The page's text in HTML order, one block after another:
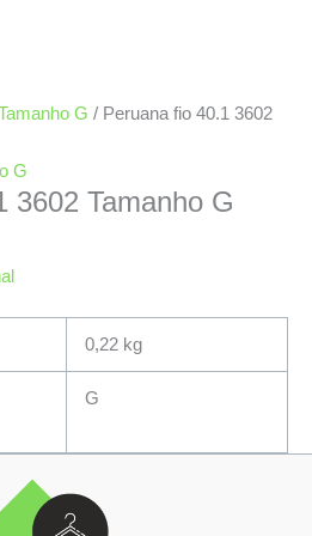
G / Peruana fio 40.1 3602
G
3602 Tamanho G
0,22 kg
G